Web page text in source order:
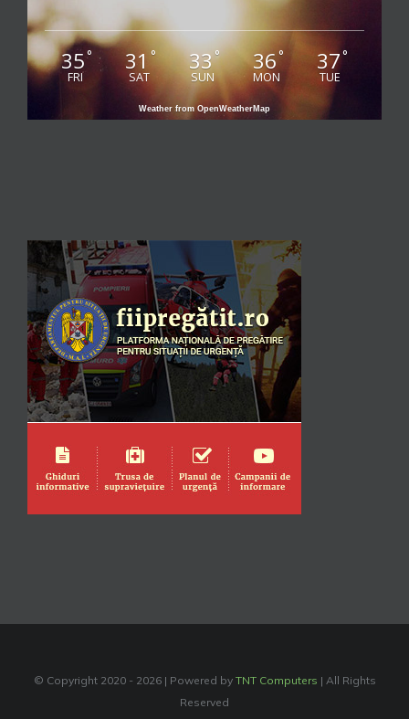
35°
FRI
31°
SAT
33°
SUN
36°
MON
37°
TUE
Weather from OpenWeatherMap
© Copyright 2020 - 2026 | Powered by TNT Computers | All Rights
Reserved